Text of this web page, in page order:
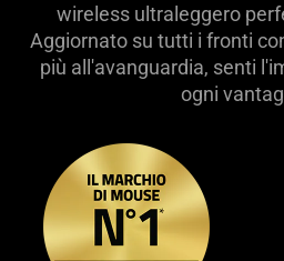
wireless ultraleggero
Aggiornato su tutti i fronti
più all'avanguardia, senti
ogni